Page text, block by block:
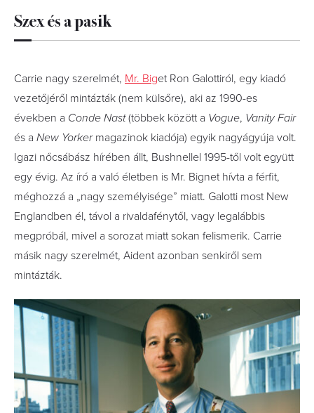
Szex és a pasik
Carrie nagy szerelmét, Mr. Biget Ron Galottiról, egy kiadó
vezetőjéről mintázták (nem külsőre), aki az 1990-es
években a Conde Nast(többek között a Vogue, Vanity Fair
és a New Yorkermagazinok kiadója) egyik nagyágyúja volt.
Igazi nőcsábász hírében állt, Bushnellel 1995-től volt együtt
egy évig. Az író a való életben is Mr. Bignet hívta a férfit,
méghozzá a „nagy személyisége” miatt. Galotti most New
Englandben él, távol a rivaldafénytől, vagy legalábbis
megpróbál, mivel a sorozat miatt sokan felismerik. Carrie
másik nagy szerelmét, Aident azonban senkiről sem
mintázták.